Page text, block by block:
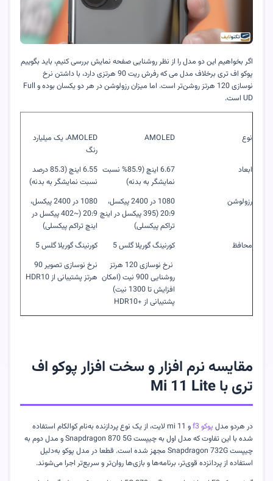
اگر بخواهیم این دو مدل را از نظر روشنایی صفحه نمایش بررسی کنیم، باید بگوییم
پوکو اف تری برخلاف مدل می که رفرش ریت 90 هرتزی دارد، با داشتن نرخ
نوسازی 120 هرتز روشن‌تر است. اما میزان رزولوشن در هر دو یکسان بوده و
Full
UD است.
نوع AMOLED
AMOLED، یک میلیارد
رنگ
ابعاد
6.67 اینچ (85.9% نسبت
نمایشگر به بدنه)
6.55 اینچ (85.3 درصد
نسبت نمایشگر به بدنه)
رزولوشن
1080 در 2400 پیکسل،
20:9 (395 پیکسل در اینچ
تراکم پیکسلی)
1080 در 2400 پیکسل،
20:9 (~402 پیکسل در
اینچ تراکم پیکسلی)
محافظ
کورنینگ گوریلا گلس 5
کورنینگ گوریلا گلس 5
نرخ نوسازی 120 هرتز
روشنایی 900 نیت (امکان
افزایش تا 1300 نیت)
پشتیبانی از +HDR10
نرخ نوسازی تصویر 90
هرتز پشتیبانی ازHDR10
مقایسه نرم افزار و سخت افزار پوکو اف
تری باMi 11 Lite
در هردو مدل پوکو f3و mi 11 لایت، از یک نوع پردازنده به‌نام کوالکام استفاده
شده با این تفاوت که مدل اول به چیپستSnapdragon 870 5Gو مدل دوم به
چیپستSnapdragon 732G مجهز شده است. قطعا در مدل پوکو به‌دلیل
استفاده از پردانزده قوی‌تر، برنامه‌ها و بازی‌ها روان‌تر و سریع‌تر اجرا می‌شوند.